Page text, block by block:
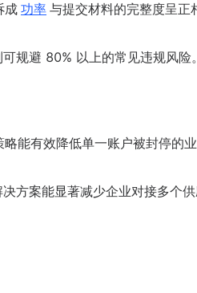
成 功率 与提交材料的完整度呈正
规避 80% 以上的常见违规风险
能有效降低单一账户被封停的
方案能显著减少企业对接多个